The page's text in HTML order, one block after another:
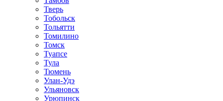
Тверь
Тобольск
Тольятти
Томилино
Томск
Туапсе
Тула
Тюмень
Улан-Удэ
Ульяновск
Урюпинск